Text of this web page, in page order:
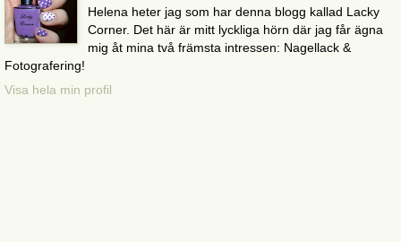
Helena heter jag som har denna blogg kallad Lacky
Corner. Det här är mitt lyckliga hörn där jag får ägna
mig åt mina två främsta intressen: Nagellack &
Fotografering!
Visa hela min profil